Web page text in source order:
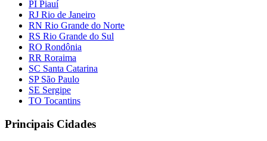
PI Piauí
RJ Rio de Janeiro
RN Rio Grande do Norte
RS Rio Grande do Sul
RO Rondônia
RR Roraima
SC Santa Catarina
SP São Paulo
SE Sergipe
TO Tocantins
Principais Cidades